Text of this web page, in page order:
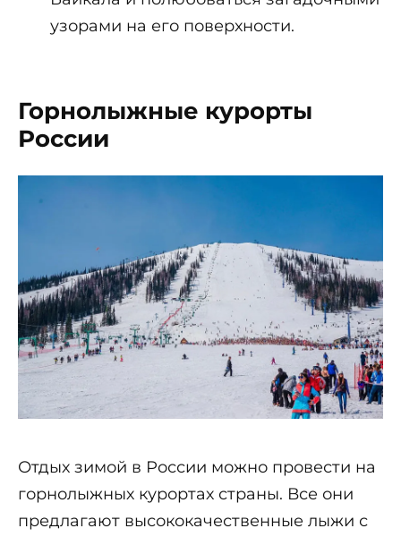
узорами на его поверхности.
Горнолыжные курорты
России
Отдых зимой в России можно провести на
горнолыжных курортах страны. Все они
предлагают высококачественные лыжи с